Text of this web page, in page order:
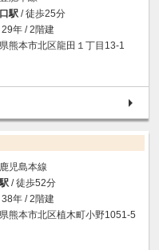
駅 / 徒歩25分
年 / 2階建
熊本市北区龍田１丁目13-1
児島本線
/ 徒歩52分
年 / 2階建
熊本市北区植木町小野1051-5